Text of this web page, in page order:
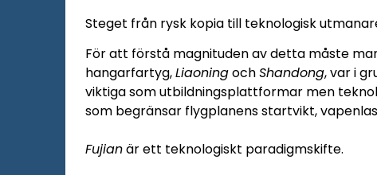
Steget från rysk kopia till teknologisk
För att förstå magnituden av detta måste
hangarfartyg,LiaoningochShandong, var i
viktiga som utbildningsplattformar men
som begränsar flygplanens startvikt,
Fujianär ett teknologiskt paradigmskifte.